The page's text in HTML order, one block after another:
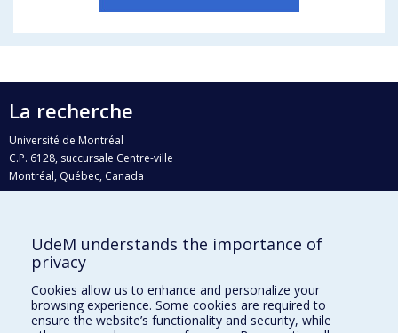
La recherche
Université de Montréal
C.P. 6128, succursale Centre-ville
Montréal, Québec, Canada
H3C 3J7
Qui fait quoi?
Nous trouver
Plan du site
UdeM understands the importance of
privacy
Cookies allow us to enhance and personalize your
browsing experience. Some cookies are required to
ensure the website’s functionality and security, while